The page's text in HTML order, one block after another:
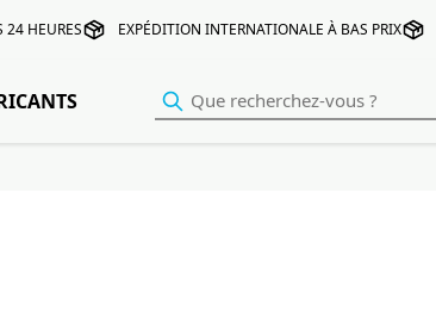
24 HEURES EXPÉDITION INTERNATIONALE À BAS PRIX